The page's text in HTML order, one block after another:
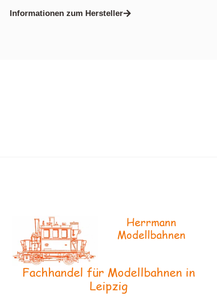
Informationen zum Hersteller
Herrmann
Modellbahnen
Fachhandel für Modellbahnen in
Leipzig